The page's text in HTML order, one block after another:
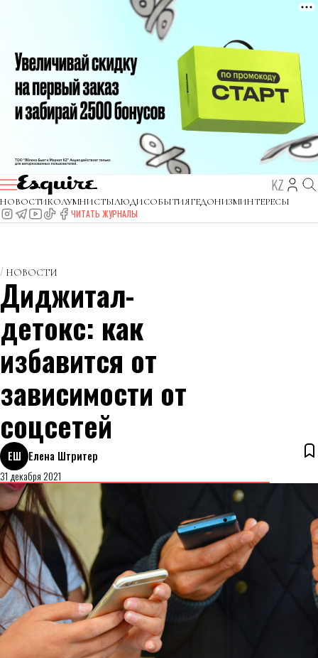
KZ
НОВОСТИКОЛУМНИСТЫЛЮДИСОБЫТИЯГЕДОНИЗМИНТЕРЕСЫ
ЧИТАТЬ ЖУРНАЛЫ
НОВОСТИ
Диджитал-
детокс: как
избавится от
зависимости от
соцсетей
ЕШ Елена Штритер
31 декабря 2021